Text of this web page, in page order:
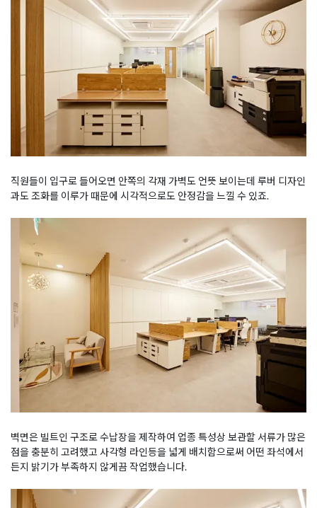
직원들이 입구로 들어오면 안쪽의 각재 가벽도 언뜻 보이는데 루버 디자인
과도 조화를 이루가 때문에 시각적으로도 안정감을 느낄 수 있죠.
벽면은 빌트인 구조로 수납장을 제작하여 업종 특성상 보관할 서류가 많은
점을 충분히 고려했고 사각형 라인등을 넓게 배치함으로써 어떤 좌석에서
든지 밝기가 부족하지 않게끔 작업했습니다.